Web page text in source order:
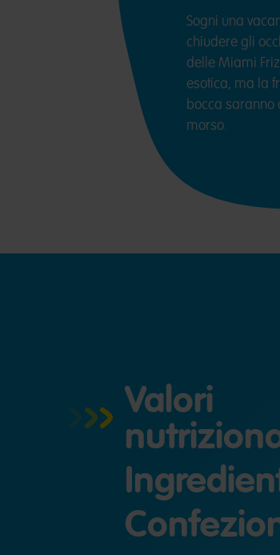
Sogni una
chiudere gli
delle Miami
esotica, ma la
bocca saranno
morso.
Valori